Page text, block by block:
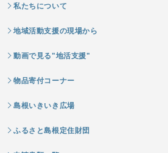
私たちについて
地域活動支援の現場から
動画で見る"地活支援"
物品寄付コーナー
島根いきいき広場
ふるさと島根定住財団